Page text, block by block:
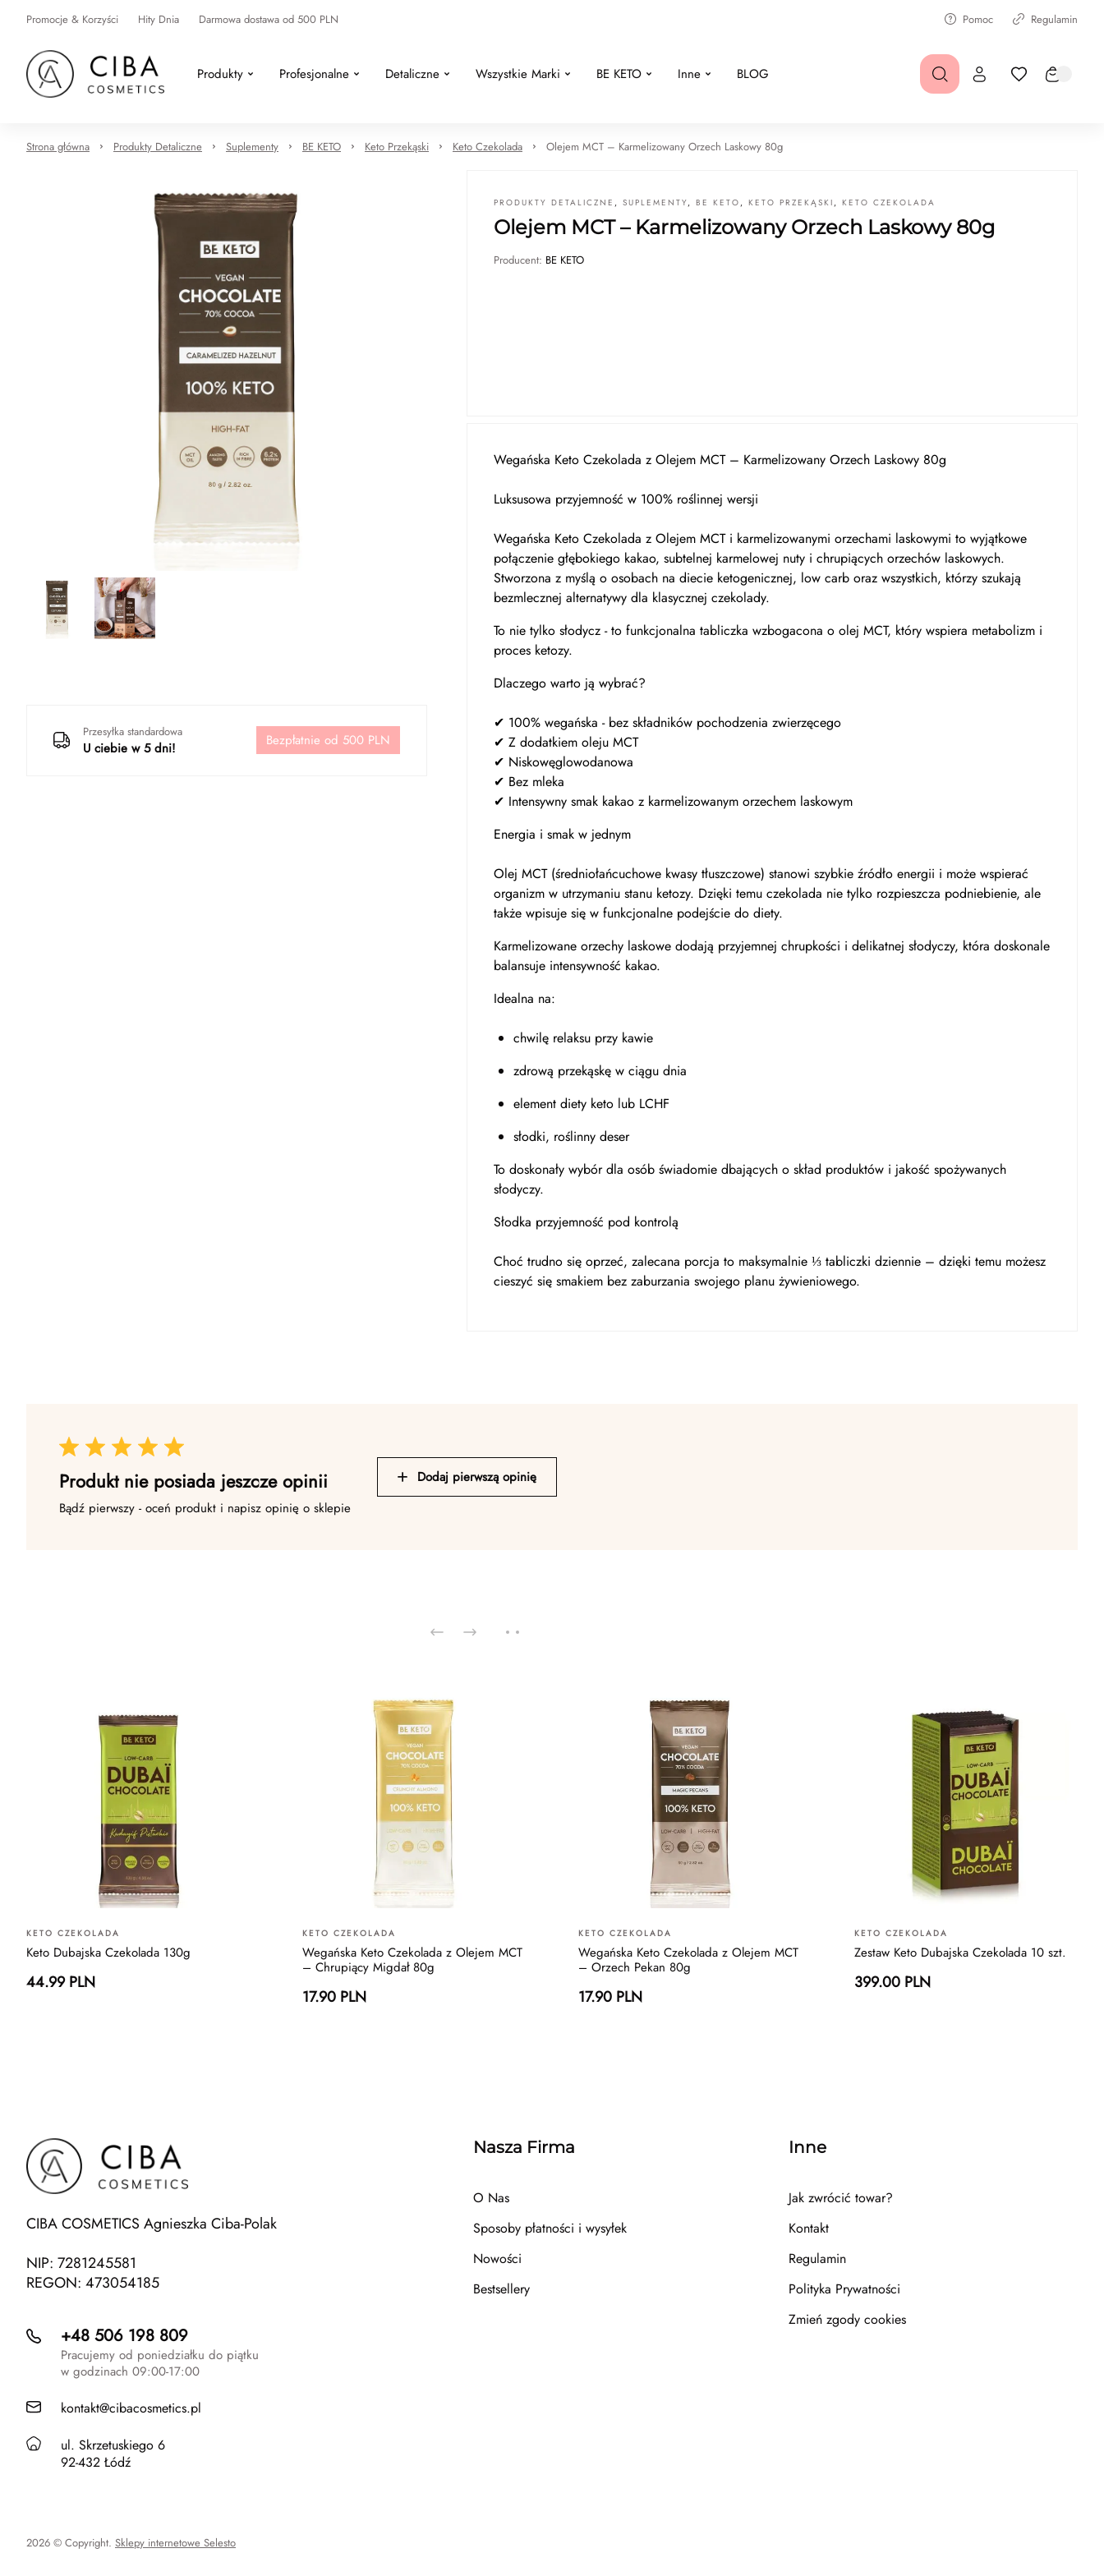
Promocje & Korzyści Hity Dnia Darmowa dostawa od 500 PLN Pomoc Regulamin
Produkty Profesjonalne Detaliczne Wszystkie Marki BE KETO Inne BLOG
Strona główna Produkty Detaliczne Suplementy BE KETO Keto Przekąski Keto Czekolada Olejem MCT – Karmelizowany Orzech Laskowy 80g
Przesyłka standardowa
U ciebie w 5 dni! Bezpłatnie od 500 PLN
PRODUKTY DETALICZNE , SUPLEMENTY, BE KETO , KETO PRZEKĄSKI , KETO CZEKOLADA
Olejem MCT – Karmelizowany Orzech Laskowy 80g
Producent: BE KETO
Wegańska Keto Czekolada z Olejem MCT – Karmelizowany Orzech Laskowy 80g
Luksusowa przyjemność w 100% roślinnej wersji
Wegańska Keto Czekolada z Olejem MCT i karmelizowanymi orzechami laskowymi to wyjątkowe
połączenie głębokiego kakao, subtelnej karmelowej nuty i chrupiących orzechów laskowych.
Stworzona z myślą o osobach na diecie ketogenicznej, low carb oraz wszystkich, którzy szukają
bezmlecznej alternatywy dla klasycznej czekolady.
To nie tylko słodycz - to funkcjonalna tabliczka wzbogacona o olej MCT, który wspiera metabolizm i
proces ketozy.
Dlaczego warto ją wybrać?
✔ 100% wegańska - bez składników pochodzenia zwierzęcego
✔ Z dodatkiem oleju MCT
✔ Niskowęglowodanowa
✔ Bez mleka
✔ Intensywny smak kakao z karmelizowanym orzechem laskowym
Energia i smak w jednym
Olej MCT (średniołańcuchowe kwasy tłuszczowe) stanowi szybkie źródło energii i może wspierać
organizm w utrzymaniu stanu ketozy. Dzięki temu czekolada nie tylko rozpieszcza podniebienie, ale
także wpisuje się w funkcjonalne podejście do diety.
Karmelizowane orzechy laskowe dodają przyjemnej chrupkości i delikatnej słodyczy, która doskonale
balansuje intensywność kakao.
Idealna na:
chwilę relaksu przy kawie
zdrową przekąskę w ciągu dnia
element diety keto lub LCHF
słodki, roślinny deser
To doskonały wybór dla osób świadomie dbających o skład produktów i jakość spożywanych
słodyczy.
Słodka przyjemność pod kontrolą
Choć trudno się oprzeć, zalecana porcja to maksymalnie ⅓ tabliczki dziennie – dzięki temu możesz
cieszyć się smakiem bez zaburzania swojego planu żywieniowego.
Produkt nie posiada jeszcze opinii
Bądź pierwszy - oceń produkt i napisz opinię o sklepie
Dodaj pierwszą opinię
KETO CZEKOLADA
Keto Dubajska Czekolada 130g
44.99 PLN
KETO CZEKOLADA
Wegańska Keto Czekolada z Olejem MCT
– Chrupiący Migdał 80g
17.90 PLN
KETO CZEKOLADA
Wegańska Keto Czekolada z Olejem MCT
– Orzech Pekan 80g
17.90 PLN
KETO CZEKOLADA
Zestaw Keto Dubajska Czekolada 10 szt.
399.00 PLN
CIBA COSMETICS Agnieszka Ciba-Polak
NIP: 7281245581
REGON: 473054185
+48 506 198 809
Pracujemy od poniedziałku do piątku
w godzinach 09:00-17:00
kontakt@cibacosmetics.pl
ul. Skrzetuskiego 6
92-432 Łódź
Nasza Firma
O Nas
Sposoby płatności i wysyłek
Nowości
Bestsellery
Inne
Jak zwrócić towar?
Kontakt
Regulamin
Polityka Prywatności
Zmień zgody cookies
2026 © Copyright. Sklepy internetowe Selesto